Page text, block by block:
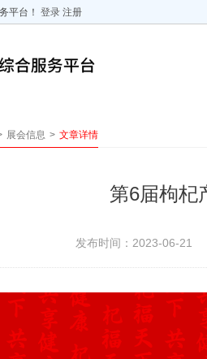
平台！ 登录 注册
展会信息 > 文章详情
第6届枸杞
发布时间：2023-06-21